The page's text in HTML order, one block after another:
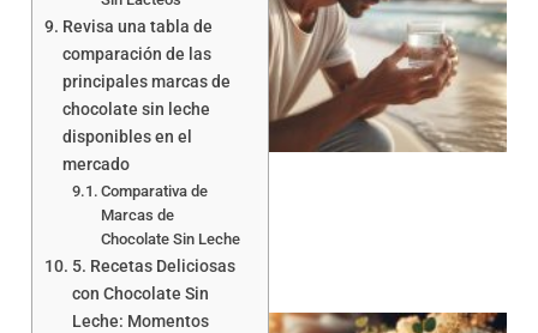
Revisa una tabla de
comparación de las
principales marcas de
chocolate sin leche
disponibles en el
mercado
Comparativa de
Marcas de
Chocolate Sin Leche
5. Recetas Deliciosas
con Chocolate Sin
Leche: Momentos